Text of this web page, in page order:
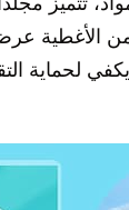
لحماية